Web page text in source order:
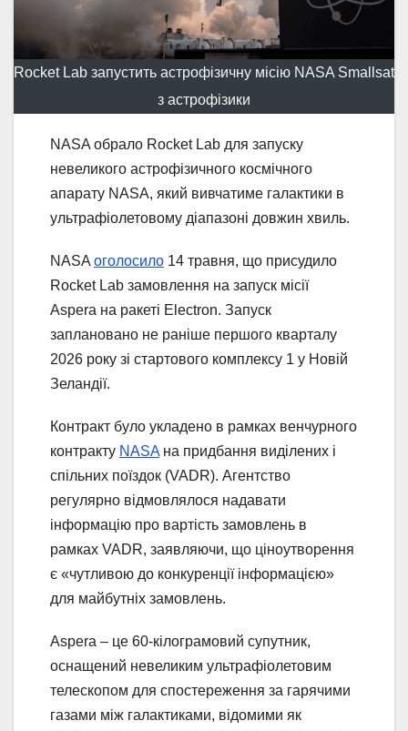
Rocket Lab запустить астрофізичну місію NASA Smallsat
з астрофізики
NASA обрало Rocket Lab для запуску
невеликого астрофізичного космічного
апарату NASA, який вивчатиме галактики в
ультрафіолетовому діапазоні довжин хвиль.
NASA оголосило 14 травня, що присудило
Rocket Lab замовлення на запуск місії
Aspera на ракеті Electron. Запуск
заплановано не раніше першого кварталу
2026 року зі стартового комплексу 1 у Новій
Зеландії.
Контракт було укладено в рамках венчурного
контракту NASAна придбання виділених і
спільних поїздок (VADR). Агентство
регулярно відмовлялося надавати
інформацію про вартість замовлень в
рамках VADR, заявляючи, що ціноутворення
є «чутливою до конкуренції інформацією»
для майбутніх замовлень.
Aspera – це 60-кілограмовий супутник,
оснащений невеликим ультрафіолетовим
телескопом для спостереження за гарячими
газами між галактиками, відомими як